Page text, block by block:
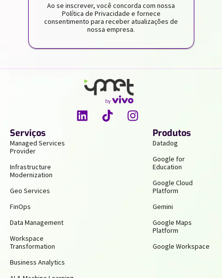
Ao se inscrever, você concorda com nossa
Política de Privacidade e fornece
consentimento para receber atualizações de
nossa empresa.
Serviços
Managed Services
Provider
Infrastructure
Modernization
Geo Services
FinOps
Data Management
Workspace
Transformation
Business Analytics
Produtos
Datadog
Google for
Education
Google Cloud
Platform
Gemini
Google Maps
Platform
Google Workspace